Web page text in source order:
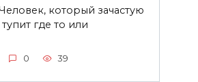
который зачастую
тупит где то или
0 39